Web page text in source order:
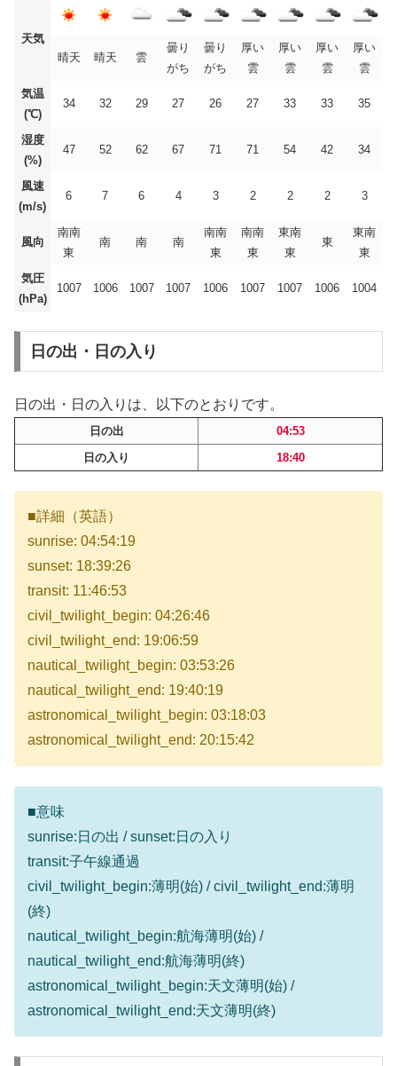
天気
晴天
晴天 雲
曇り
がち
曇り
がち
厚い
雲
厚い
雲
厚い
雲
厚い
雲
気温
(℃)
34 32 29 27 26 27 33 33 35
湿度
(%)
47 52 62 67 71 71 54 42 34
風速
(m/s)
6 7 6 4 3 2 2 2 3
風向
南南
東
南 南 南
南南
東
南南
東
東南
東
東
東南
東
気圧
(hPa)
1007 1006 1007 1007 1006 1007 1007 1006 1004
日の出・日の入り
日の出・日の入りは、以下のとおりです。
日の出
04:53
日の入り
18:40
■詳細（英語）
sunrise: 04:54:19
sunset: 18:39:26
transit: 11:46:53
civil_twilight_begin: 04:26:46
civil_twilight_end: 19:06:59
nautical_twilight_begin: 03:53:26
nautical_twilight_end: 19:40:19
astronomical_twilight_begin: 03:18:03
astronomical_twilight_end: 20:15:42
■意味
sunrise:日の出 / sunset:日の入り
transit:子午線通過
civil_twilight_begin:薄明(始) / civil_twilight_end:薄明
(終)
nautical_twilight_begin:航海薄明(始) /
nautical_twilight_end:航海薄明(終)
astronomical_twilight_begin:天文薄明(始) /
astronomical_twilight_end:天文薄明(終)